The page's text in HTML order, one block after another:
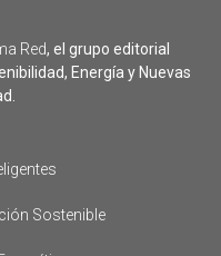
Red, el grupo editorial
Energía y Nuevas
Sostenible